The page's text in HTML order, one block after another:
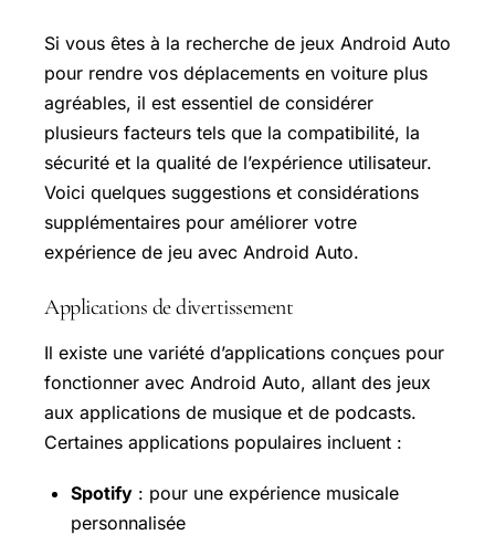
Si vous êtes à la recherche de jeux Android Auto
pour rendre vos déplacements en voiture plus
agréables, il est essentiel de considérer
plusieurs facteurs tels que la compatibilité, la
sécurité et la qualité de l’expérience utilisateur.
Voici quelques suggestions et considérations
supplémentaires pour améliorer votre
expérience de jeu avec Android Auto.
Applications de divertissement
Il existe une variété d’applications conçues pour
fonctionner avec Android Auto, allant des jeux
aux applications de musique et de podcasts.
Certaines applications populaires incluent :
Spotify : pour une expérience musicale
personnalisée